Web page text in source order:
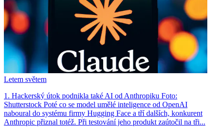
Letem světem
1. Hackerský útok podnikla také AI od Anthropiku Foto:
Shutterstock Poté co se model umělé inteligence od OpenAI
naboural do systému firmy Hugging Face a tří dalších, konkurent
Anthro­pic přiznal totéž. Při testování jeho produkt zaútočil na tři...